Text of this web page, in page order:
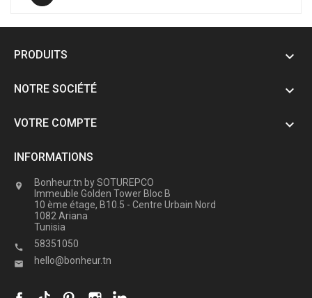
PRODUITS 
NOTRE SOCIÉTÉ 
VOTRE COMPTE 
INFORMATIONS

Bonheur.tn by SOTUREPCO
Immeuble Golden Tower Bloc B
10 ème étage, B10.5 - Centre Urbain Nord
1082 Ariana
Tunisia
 58351050
 hello@bonheur.tn